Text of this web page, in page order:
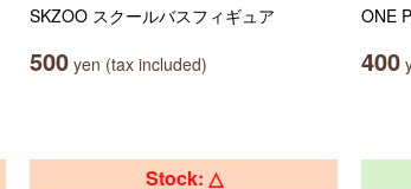
SKZOO スクールバスフィギュア
500 yen (tax included)
ONE
400
Stock: △